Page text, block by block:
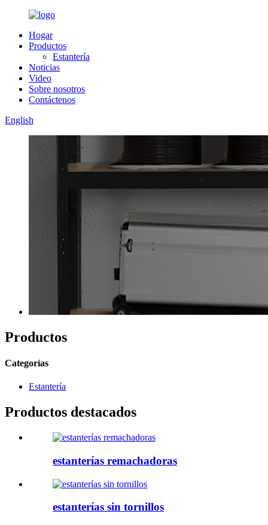
Hogar
Productos
Estantería
Noticias
Video
Sobre nosotros
Contáctenos
English
Productos
Categorías
Estantería
Productos destacados
estanterías remachadoras
estanterías sin tornillos